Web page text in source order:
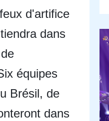
d'artifice
dans
équipes
Brésil, de
dans